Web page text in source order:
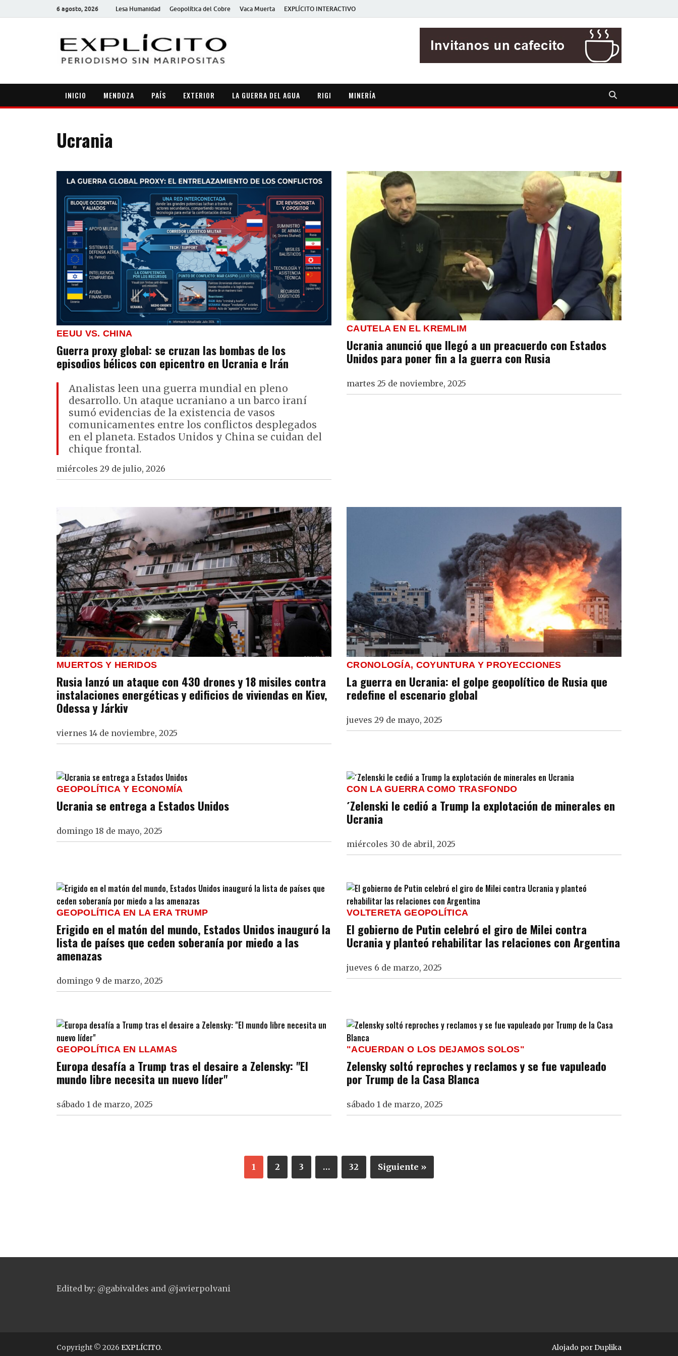
6 agosto, 2026 Lesa Humanidad Geopolítica del Cobre Vaca Muerta EXPLÍCITO INTERACTIVO
INICIO MENDOZA PAÍS EXTERIOR LA GUERRA DEL AGUA RIGI MINERÍA
Ucrania
EEUU VS. CHINA
Guerra proxy global: se cruzan las bombas de los
episodios bélicos con epicentro en Ucrania e Irán
Analistas leen una guerra mundial en pleno
desarrollo. Un ataque ucraniano a un barco iraní
sumó evidencias de la existencia de vasos
comunicamentes entre los conflictos desplegados
en el planeta. Estados Unidos y China se cuidan del
chique frontal.
miércoles 29 de julio, 2026
CAUTELA EN EL KREMLIM
Ucrania anunció que llegó a un preacuerdo con Estados
Unidos para poner fin a la guerra con Rusia
martes 25 de noviembre, 2025
MUERTOS Y HERIDOS
Rusia lanzó un ataque con 430 drones y 18 misiles contra
instalaciones energéticas y edificios de viviendas en Kiev,
Odessa y Járkiv
viernes 14 de noviembre, 2025
CRONOLOGÍA, COYUNTURA Y PROYECCIONES
La guerra en Ucrania: el golpe geopolítico de Rusia que
redefine el escenario global
jueves 29 de mayo, 2025
GEOPOLÍTICA Y ECONOMÍA
Ucrania se entrega a Estados Unidos
domingo 18 de mayo, 2025
CON LA GUERRA COMO TRASFONDO
´Zelenski le cedió a Trump la explotación de minerales en
Ucrania
miércoles 30 de abril, 2025
GEOPOLÍTICA EN LA ERA TRUMP
Erigido en el matón del mundo, Estados Unidos inauguró la
lista de países que ceden soberanía por miedo a las
amenazas
domingo 9 de marzo, 2025
VOLTERETA GEOPOLÍTICA
El gobierno de Putin celebró el giro de Milei contra
Ucrania y planteó rehabilitar las relaciones con Argentina
jueves 6 de marzo, 2025
GEOPOLÍTICA EN LLAMAS
Europa desafía a Trump tras el desaire a Zelensky: "El
mundo libre necesita un nuevo líder"
sábado 1 de marzo, 2025
"ACUERDAN O LOS DEJAMOS SOLOS"
Zelensky soltó reproches y reclamos y se fue vapuleado
por Trump de la Casa Blanca
sábado 1 de marzo, 2025
1 2 3 … 32 Siguiente »
Edited by: @gabivaldes and @javierpolvani
Copyright © 2026 EXPLÍCITO. Alojado porDuplika